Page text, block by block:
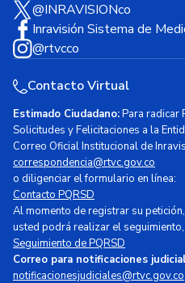
@INRAVISIONco
Inravisión Sistema de
@rtvcco
Contacto Virtual
Estimado Ciudadano:Para radicar
Solicitudes y Felicitaciones a la
Correo Oficial Institucional de
correspondencia@rtvc.gov.co
o diligenciar el formulario en línea:
Contacto PQRSD
Al momento de registrar su
usted podrá realizar el
Seguimiento de PQRSD
Correo para notificaciones
notificacionesjudiciales@rtvc.gov.co